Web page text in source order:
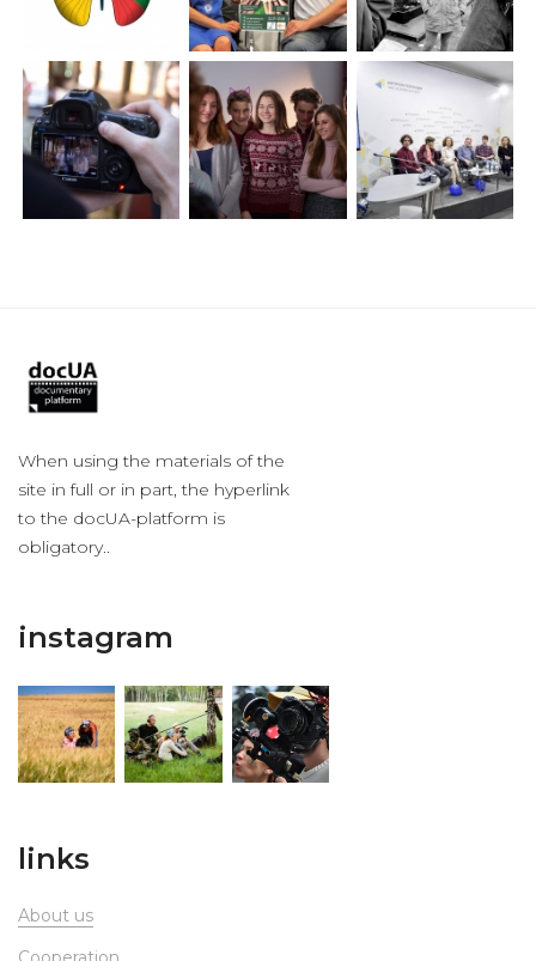
When using the materials of the
site in full or in part, the hyperlink
to the docUA-platform is
obligatory..
instagram
links
About us